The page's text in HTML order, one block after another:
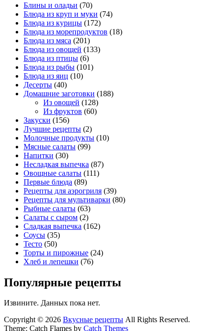
Блины и оладьи (70)
Блюда из круп и муки (74)
Блюда из курицы (172)
Блюда из морепродуктов (18)
Блюда из мяса (201)
Блюда из овощей (133)
Блюда из птицы (6)
Блюда из рыбы (101)
Блюда из яиц (10)
Десерты (40)
Домашние заготовки (188)
Из овощей (128)
Из фруктов (60)
Закуски (156)
Лучшие рецепты (2)
Молочные продукты (10)
Мясные салаты (99)
Напитки (30)
Несладкая выпечка (87)
Овощные салаты (111)
Первые блюда (89)
Рецепты для аэрогриля (39)
Рецепты для мультиварки (80)
Рыбные салаты (63)
Салаты с сыром (2)
Сладкая выпечка (162)
Соусы (35)
Тесто (50)
Торты и пирожные (24)
Хлеб и лепешки (76)
Популярные рецепты
Извините. Данных пока нет.
Copyright © 2026 Вкусные рецепты All Rights Reserved.
Theme: Catch Flames by Catch Themes